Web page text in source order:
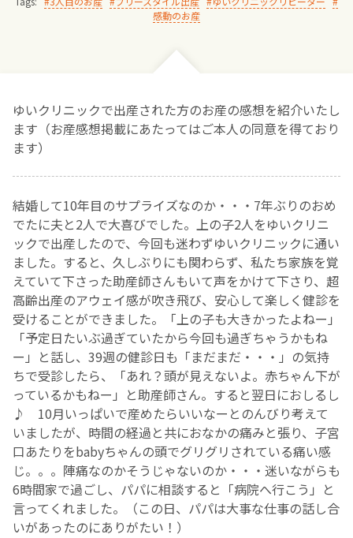
感動のお産
ゆいクリニックで出産された方のお産の感想を紹介いたし
ます（お産感想掲載にあたってはご本人の同意を得ており
ます）
結婚して10年目のサプライズなのか・・・7年ぶりのおめ
でたに夫と2人で大喜びでした。上の子2人をゆいクリニ
ックで出産したので、今回も迷わずゆいクリニックに通い
ました。すると、久しぶりにも関わらず、私たち家族を覚
えていて下さった助産師さんもいて声をかけて下さり、超
高齢出産のアウェイ感が吹き飛び、安心して楽しく健診を
受けることができました。「上の子も大きかったよねー」
「予定日たいぶ過ぎていたから今回も過ぎちゃうかもね
ー」と話し、39週の健診日も「まだまだ・・・」の気持
ちで受診したら、「あれ？頭が見えないよ。赤ちゃん下が
っているかもねー」と助産師さん。すると翌日におしるし
♪ 10月いっぱいで産めたらいいなーとのんびり考えて
いましたが、時間の経過と共におなかの痛みと張り、子宮
口あたりをbabyちゃんの頭でグリグリされている痛い感
じ。。。陣痛なのかそうじゃないのか・・・迷いながらも
6時間家で過ごし、パパに相談すると「病院へ行こう」と
言ってくれました。（この日、パパは大事な仕事の話し合
いがあったのにありがたい！）
診療料金
お産について
親と子の結びつき支援
母乳育児
予防接種
その他の診療内容
‘さんルーム’ でさまざまな講座・クラス
遠方にお住まいで当院での出産を希望される方へ
医師プロフィール
English Page